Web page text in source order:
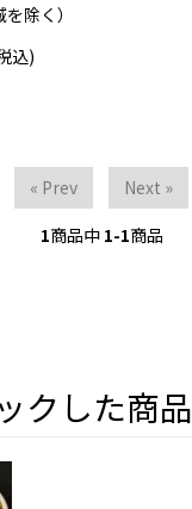
除く）
込)
« Prev
Next »
1商品中 1-1商品
クした商品